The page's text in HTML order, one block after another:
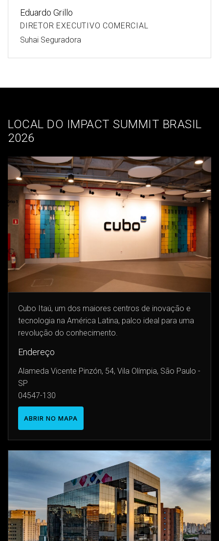
Eduardo Grillo
DIRETOR EXECUTIVO COMERCIAL
Suhai Seguradora
LOCAL DO IMPACT SUMMIT BRASIL
2026
Cubo Itaú, um dos maiores centros de inovação e
tecnologia na América Latina, palco ideal para uma
revolução do conhecimento.
Endereço
Alameda Vicente Pinzón, 54, Vila Olímpia, São Paulo -
SP
04547-130
ABRIR NO MAPA